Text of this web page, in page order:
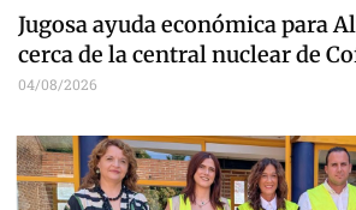
Jugosa ayuda económica para
cerca de la central nuclear de
04/08/2026